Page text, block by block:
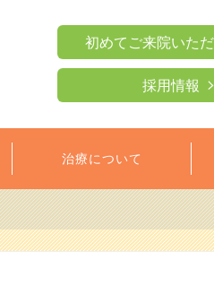
初めてご来院いた
採用情報
治療について